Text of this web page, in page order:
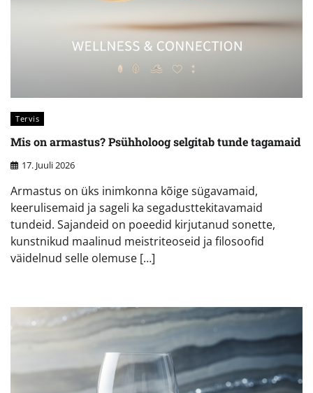
Tervis
Mis on armastus? Psühholoog selgitab tunde tagamaid
17. Juuli 2026
Armastus on üks inimkonna kõige sügavamaid,
keerulisemaid ja sageli ka segadusttekitavamaid
tundeid. Sajandeid on poeedid kirjutanud sonette,
kunstnikud maalinud meistriteoseid ja filosoofid
väidelnud selle olemuse […]